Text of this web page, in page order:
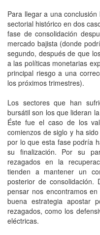
Para llegar a una
sectorial histórico en dos
fase de consolidación
mercado bajista (donde
segundo, después de que
a las políticas monetarias
principal riesgo a una
los próximos trimestres).
Los sectores que han
bursátil son los que lideran
Éste fue el caso de los
comienzos de siglo y ha
por lo que esta fase podría
su finalización. Por su
rezagados en la
tienden a mantener un
posterior de
pensar nos encontramos
buena estrategia apostar
rezagados, como los
eléctricas.